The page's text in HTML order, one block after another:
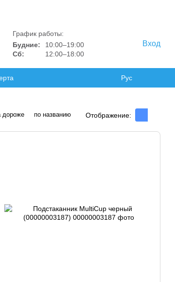
График работы:
Будние:
10:00–19:00
Сб:
12:00–18:00
Вход
Рус
дороже по названию Отображение: